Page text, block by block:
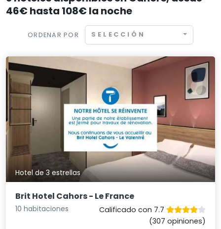
46€ hasta 108€ la noche
ORDENAR POR SELECCIÓN
Hotel de 3 estrellas
Brit Hotel Cahors - Le France
10 habitaciones
Calificado con 7.7
(307 opiniones)